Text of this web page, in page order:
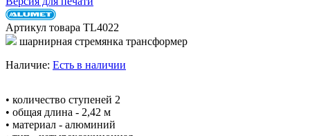
Артикул товара TL4022
шарнирная стремянка трансформер
Наличие: Есть в наличии
• количество ступеней 2
• общая длина - 2,42 м
• материал - алюминий